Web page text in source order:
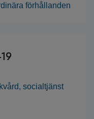
förhållanden
socialtjänst